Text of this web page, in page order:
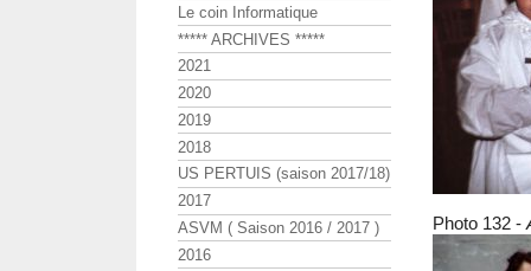
Photo 132 -
Le coin Informatique
***** ARCHIVES *****
2021
2020
2019
2018
US PERTUIS (saison 2017/18)
2017
ASVM ( Saison 2016 / 2017 )
2016